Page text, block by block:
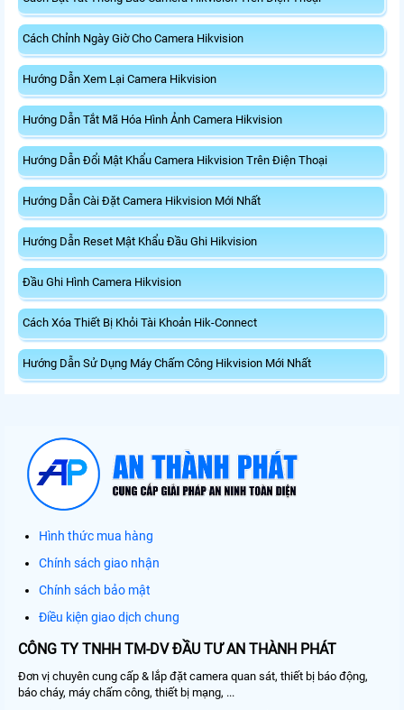
Cách Chỉnh Ngày Giờ Cho Camera Hikvision
Hướng Dẫn Xem Lại Camera Hikvision
Hướng Dẫn Tắt Mã Hóa Hình Ảnh Camera Hikvision
Hướng Dẫn Đổi Mật Khẩu Camera Hikvision Trên Điện Thoại
Hướng Dẫn Cài Đặt Camera Hikvision Mới Nhất
Hướng Dẫn Reset Mật Khẩu Đầu Ghi Hikvision
Đầu Ghi Hình Camera Hikvision
Cách Xóa Thiết Bị Khỏi Tài Khoản Hik-Connect
Hướng Dẫn Sử Dụng Máy Chấm Công Hikvision Mới Nhất
Hình thức mua hàng
Chính sách giao nhận
Chính sách bảo mật
Điều kiện giao dịch chung
CÔNG TY TNHH TM-DV ĐẦU TƯ AN THÀNH PHÁT
Đơn vị chuyên cung cấp & lắp đặt camera quan sát, thiết bị báo động,
báo cháy, máy chấm công, thiết bị mạng, ...